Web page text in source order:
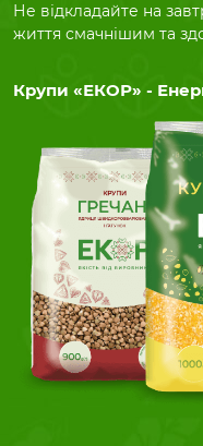
Не відкладайте на
життя смачнішим та
Крупи «ЕКОР» -